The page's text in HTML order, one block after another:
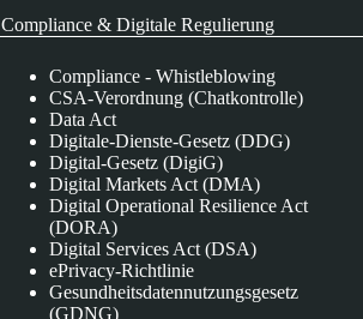
Compliance & Digitale Regulierung
Compliance - Whistleblowing
CSA-Verordnung (Chatkontrolle)
Data Act
Digitale-Dienste-Gesetz (DDG)
Digital-Gesetz (DigiG)
Digital Markets Act (DMA)
Digital Operational Resilience Act
(DORA)
Digital Services Act (DSA)
ePrivacy-Richtlinie
Gesundheitsdatennutzungsgesetz
(GDNG)